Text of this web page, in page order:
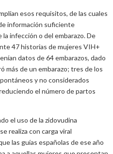
esos requisitos, de las cuales
información suficiente
infección o del embarazo. De
47 historias de mujeres VIH+
datos de 64 embarazos, dado
más de un embarazo; tres de los
y no considerados
el número de partos
el uso de la zidovudina
realiza con carga viral
las guías españolas de ese año